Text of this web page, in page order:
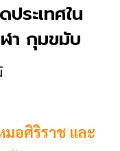
ระเทศใน
า กุมขมับ
มอศิริราช และ